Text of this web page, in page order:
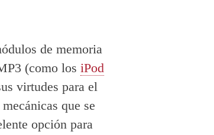
de memoria
(como los iPod
virtudes para el
que se
opción para